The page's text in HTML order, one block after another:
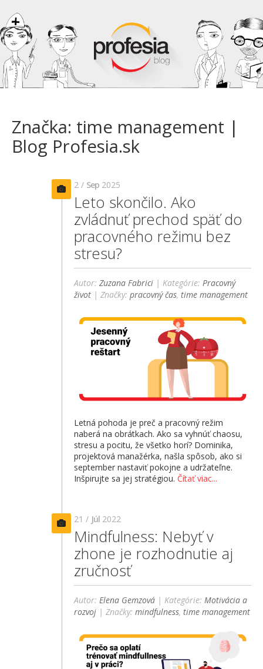
Značka: time management |
Blog Profesia.sk
2 / Sep 2025
Leto skončilo. Ako
zvládnuť prechod späť do
pracovného režimu bez
stresu?
Autor:Zuzana Fabrici | Kategórie:Pracovný
život | Značky:pracovný čas,time management
Letná pohoda je preč a pracovný režim
naberá na obrátkach. Ako sa vyhnúť chaosu,
stresu a pocitu, že všetko horí? Dominika,
projektová manažérka, našla spôsob, ako si
september nastaviť pokojne a udržateľne.
Inšpirujte sa jej stratégiou. Čítať viac...
21 / Júl 2022
Mindfulness: Nebyť v
zhone je rozhodnutie aj
zručnosť
Autor:Elena Gemzová | Kategórie:Motivácia a
rozvoj | Značky:mindfulness,time management